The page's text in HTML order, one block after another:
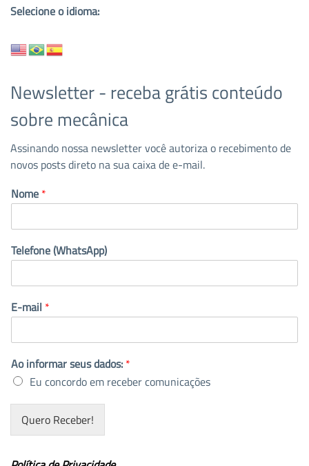
Selecione o idioma:
Newsletter - receba grátis conteúdo
sobre mecânica
Assinando nossa newsletter você autoriza o recebimento de
novos posts direto na sua caixa de e-mail.
Nome *
Telefone (WhatsApp)
E-mail *
Ao informar seus dados: *
Eu concordo em receber comunicações
Quero Receber!